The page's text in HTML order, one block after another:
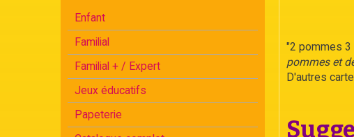
"2 pommes 3
pommes et
D'autres
Enfant
Familial
Familial + / Expert
Jeux éducatifs
Papeterie